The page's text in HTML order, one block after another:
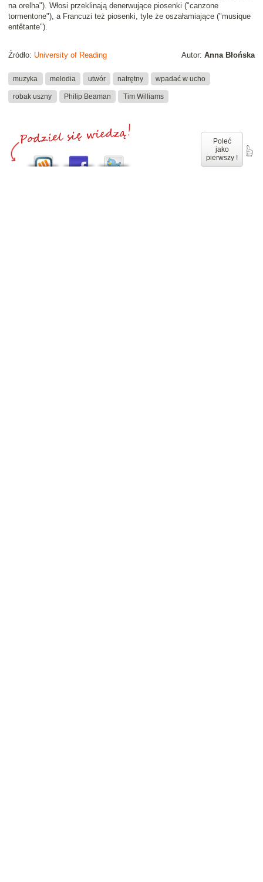
na orelha"). Włosi przeklinają denerwujące piosenki ("canzone
tormentone"), a Francuzi też piosenki, tyle że oszałamiające ("musique
entêtante").
Autor: Anna Błońska
Źródło: University of Reading
muzyka melodia utwór natrętny wpadać w ucho
robak uszny Philip Beaman Tim Williams
Poleć
jako
pierwszy !